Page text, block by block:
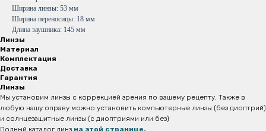
Ширина линзы: 53 мм
Ширина переносицы: 18 мм
Длина заушника: 145 мм
Линзы
Материал
Комплектация
Доставка
Гарантия
Линзы
Мы установим линзы с коррекцией зрения по вашему рецепту. Также в
любую нашу оправу можно установить компьютерные линзы (без диоптрий)
и солнцезащитные линзы (с диоптриями или без)